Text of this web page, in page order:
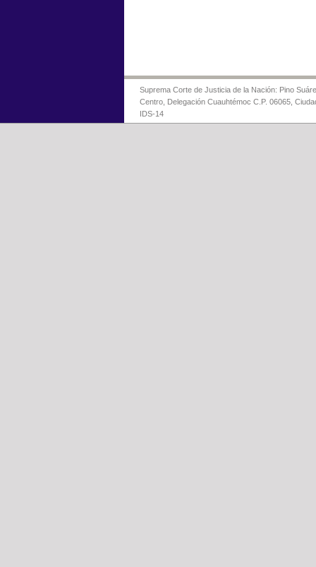
Suprema Corte de Justicia de la Nación: Pino
Centro, Delegación Cuauhtémoc C.P. 06065,
IDS-14